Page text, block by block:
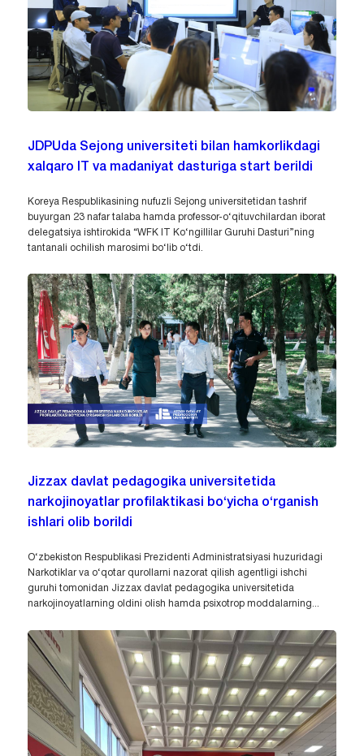
JDPUda Sejong universiteti bilan hamkorlikdagi
xalqaro IT va madaniyat dasturiga start berildi
Koreya Respublikasining nufuzli Sejong universitetidan tashrif
buyurgan 23 nafar talaba hamda professor-o‘qituvchilardan iborat
delegatsiya ishtirokida “WFK IT Ko‘ngillilar Guruhi Dasturi”ning
tantanali ochilish marosimi bo‘lib o‘tdi.
Jizzax davlat pedagogika universitetida
narkojinoyatlar profilaktikasi bo‘yicha o‘rganish
ishlari olib borildi
O‘zbekiston Respublikasi Prezidenti Administratsiyasi huzuridagi
Narkotiklar va o‘qotar qurollarni nazorat qilish agentligi ishchi
guruhi tomonidan Jizzax davlat pedagogika universitetida
narkojinoyatlarning oldini olish hamda psixotrop moddalarning...